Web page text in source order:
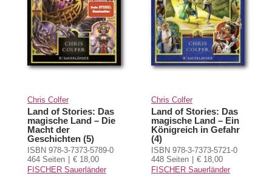
Chris Colfer
Land of Stories: Das
magische Land – Die
Macht der
Geschichten (5)
ISBN 978-3-7373-5789-0
464 Seiten
€ 18,00
FISCHER Sauerländer
Chris Colfer
Land of Stories: Das
magische Land – Ein
Königreich in Gefahr
(4)
ISBN 978-3-7373-5721-0
448 Seiten
€ 18,00
FISCHER Sauerländer